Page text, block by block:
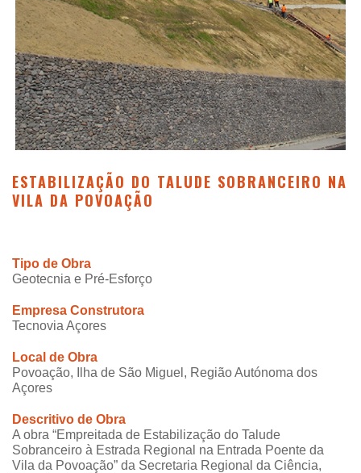
ESTABILIZAÇÃO DO TALUDE SOBRANCEIRO NA
VILA DA POVOAÇÃO
Tipo de Obra
Geotecnia e Pré-Esforço
Empresa Construtora
Tecnovia Açores
Local de Obra
Povoação, Ilha de São Miguel, Região Autónoma dos
Açores
Descritivo de Obra
A obra “Empreitada de Estabilização do Talude
Sobranceiro à Estrada Regional na Entrada Poente da
Vila da Povoação” da Secretaria Regional da Ciência,